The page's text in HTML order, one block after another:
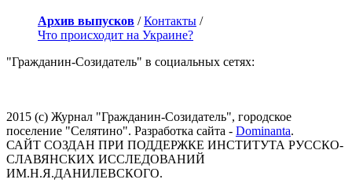
Архив выпусков /Контакты /
Что происходит на Украине?
"Гражданин-Созидатель" в социальных сетях:
2015 (с) Журнал "Гражданин-Созидатель", городское
поселение "Селятино". Разработка сайта - Dominanta.
САЙТ СОЗДАН ПРИ ПОДДЕРЖКЕ ИНСТИТУТА РУССКО-
СЛАВЯНСКИХ ИССЛЕДОВАНИЙ
ИМ.Н.Я.ДАНИЛЕВСКОГО.